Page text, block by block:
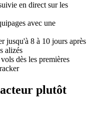
en direct sur les
avec une
jusqu'à 8 à 10 jours après
alizés
dès les premières
plutôt